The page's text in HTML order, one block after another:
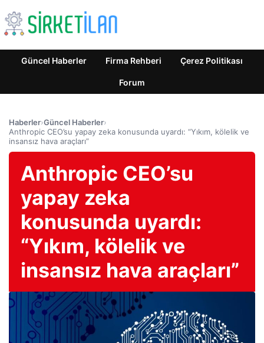
Güncel Haberler Firma Rehberi Çerez Politikası
Forum
Haberler›Güncel Haberler›
Anthropic CEO’su yapay zeka konusunda uyardı: “Yıkım, kölelik ve
insansız hava araçları”
Anthropic CEO’su
yapay zeka
konusunda uyardı:
“Yıkım, kölelik ve
insansız hava araçları”